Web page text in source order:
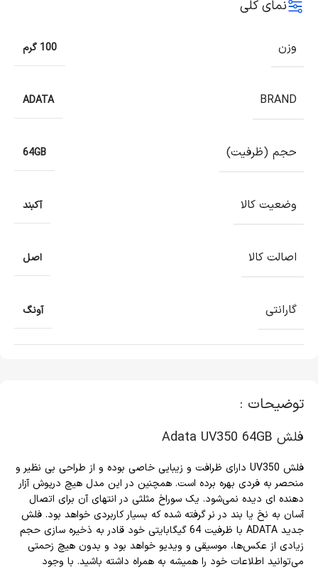
توضیحات :
فلش Adata UV350 64GB
فلش UV350 دارای ظرافت و زیبایی خاصی بوده و از طراحی بی نظیر و
منحصر به فردی بهره برده است. همچنین در این مدل هیچ درپوش آزار
دهنده ای دیده نمی‌شود. یک سوراخ مثلثی در انتهای آن برای اتصال
آسان به نخ یا بند در نر گرفته شده که بسیار کاربردی خواهد بود. فلش
جدید ADATA با ظرفیت 64 گیگابایتی خود قادر به ذخیره سازی حجم
زیادی از عکس‌ها، موسیقی و ویدیو خواهد بود و بدون هیچ زحمتی
می‌توانید اطلاعات خود را همیشه به همراه داشته باشید. با وجود
نمای کلی
وزن 100 گرم
BRAND
ADATA
حجم (ظرفیت) 64GB
وضعیت کالا آکبند
اصالت کالا اصل
گارانتی آونگ